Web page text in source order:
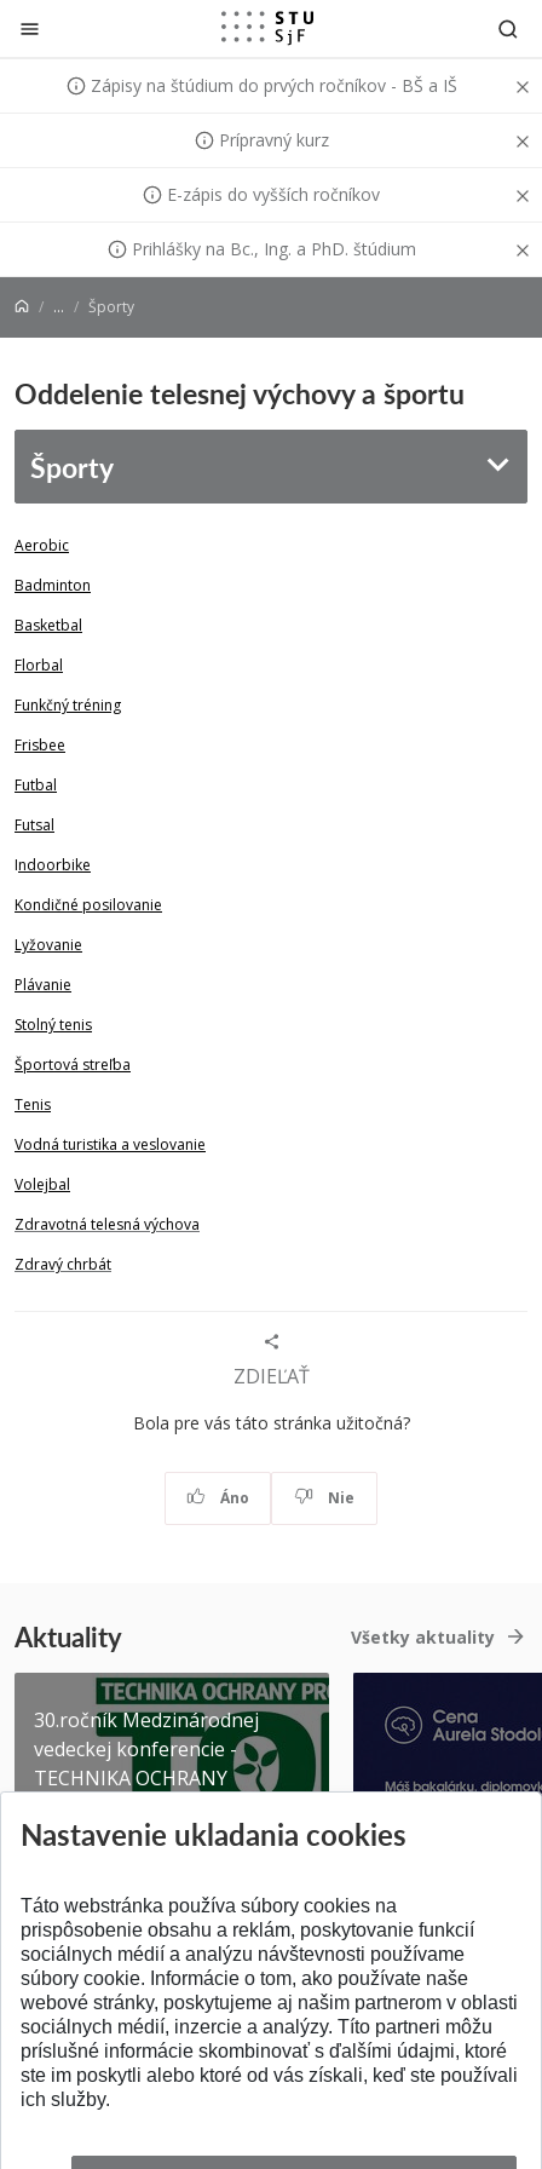
Prejsť na obsah
Zápisy na štúdium do prvých ročníkov - BŠ a IŠ
Prípravný kurz
E-zápis do vyšších ročníkov
Prihlášky na Bc., Ing. a PhD. štúdium
... Športy
Oddelenie telesnej výchovy a športu
Športy
Aerobic
Badminton
Basketbal
Florbal
Funkčný tréning
Frisbee
Futbal
Futsal
Indoorbike
Kondičné posilovanie
Lyžovanie
Plávanie
Stolný tenis
Športová streľba
Tenis
Vodná turistika a veslovanie
Volejbal
Zdravotná telesná výchova
Zdravý chrbát
ZDIEĽAŤ
Bola pre vás táto stránka užitočná?
Áno Nie
Aktuality Všetky aktuality
30.ročník Medzinárodnej
vedeckej konferencie -
TECHNIKA OCHRANY
Pridané 03.08.2026 Pridané 07.07.2026
SPÄŤ NA VRCH
Nastavenie ukladania cookies
Táto webstránka používa súbory cookies na
prispôsobenie obsahu a reklám, poskytovanie funkcií
sociálnych médií a analýzu návštevnosti používame
súbory cookie. Informácie o tom, ako používate naše
webové stránky, poskytujeme aj našim partnerom v oblasti
sociálnych médií, inzercie a analýzy. Títo partneri môžu
príslušné informácie skombinovať s ďalšími údajmi, ktoré
ste im poskytli alebo ktoré od vás získali, keď ste používali
ich služby.